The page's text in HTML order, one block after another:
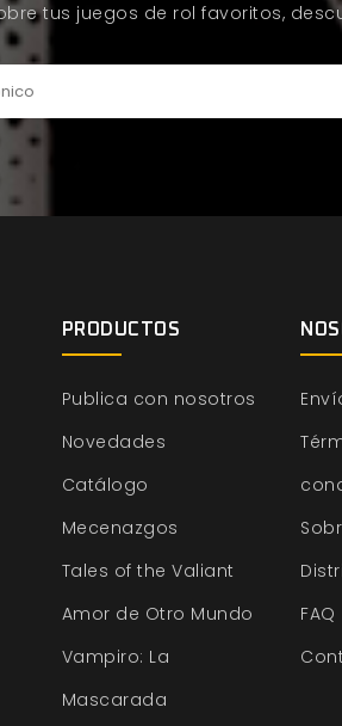
tus juegos de rol favoritos,
PRODUCTOS
Publica con nosotros
Novedades
Catálogo
Mecenazgos
Tales of the Valiant
Amor de Otro Mundo
Vampiro: La
Mascarada
FAQ